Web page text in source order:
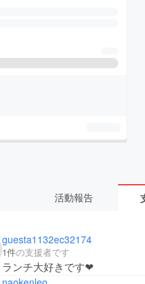
活動報告
guesta1132ec32174
1件の支援者です
ランチ大好きです❤